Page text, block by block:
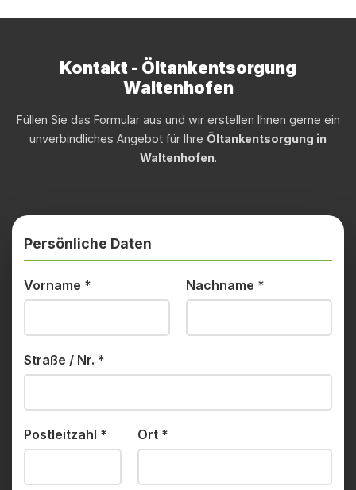
Kontakt - Öltankentsorgung
Waltenhofen
Füllen Sie das Formular aus und wir erstellen Ihnen gerne ein
unverbindliches Angebot für Ihre Öltankentsorgung in
Waltenhofen.
Persönliche Daten
Vorname * Nachname *
Straße / Nr. *
Postleitzahl * Ort *